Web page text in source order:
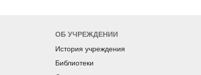
ОБ УЧРЕЖДЕНИИ
История учреждения
Библиотеки